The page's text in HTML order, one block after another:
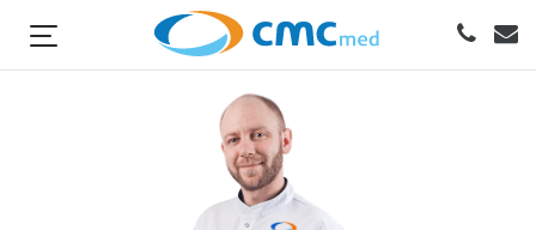
Массажист Кирякулов Владислав Савельевич